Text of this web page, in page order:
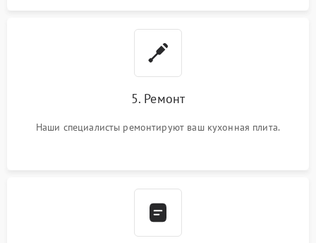
5. Ремонт
Наши специалисты ремонтируют ваш кухонная плита.